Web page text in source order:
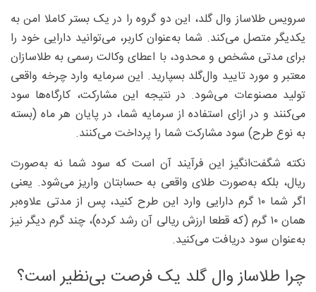
سرویس طلاساز وال گلد، این دو گروه را در یک بستر کاملا امن به
یکدیگر متصل می‌کند. شما به‌عنوان کاربر، می‌توانید دارایی خود را
برای مدتی مشخص و محدود، با اعطای وکالت رسمی به طلاسازان
معتبر و مورد تایید وال‌گلد بسپارید. این سرمایه وارد چرخه واقعی
تولید مصنوعات می‌شود. در نتیجه این مشارکت، کارگاه‌ها سود
می‌کنند و در ازای استفاده از سرمایه شما، در پایان هر ماه (بسته
به نوع طرح) سود مشارکت شما را پرداخت می‌کنند.
نکته شگفت‌انگیز این فرآیند آن است که سود شما نه به‌صورت
ریال، بلکه به‌صورت طلای واقعی به حسابتان واریز می‌شود. یعنی
اگر شما ۱۰ گرم دارایی وارد این طرح کنید، پس از مدتی علاوه‌بر
همان ۱۰ گرم (که قطعا ارزش ریالی آن رشد کرده)، چند گرم دیگر نیز
به‌عنوان سود دریافت می‌کنید.
چرا طلاساز وال گلد یک فرصت بی‌نظیر است؟